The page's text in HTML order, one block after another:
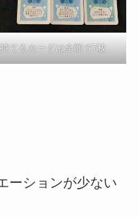
持てるカードは全部で7枚
ーションが少ない